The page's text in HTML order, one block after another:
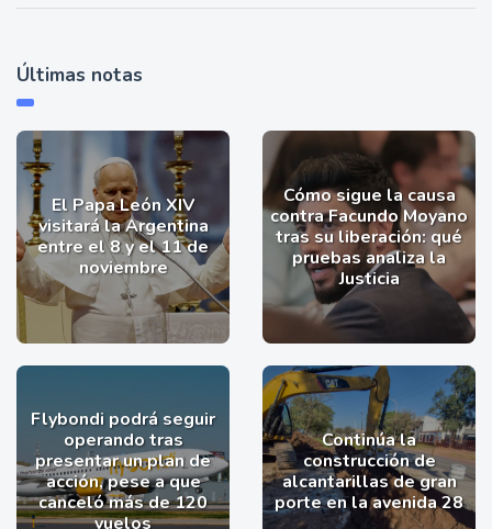
Últimas notas
El Papa León XIV
visitará la Argentina
entre el 8 y el 11 de
noviembre
Cómo sigue la causa
contra Facundo Moyano
tras su liberación: qué
pruebas analiza la
Justicia
Flybondi podrá seguir
operando tras
presentar un plan de
acción, pese a que
canceló más de 120
vuelos
Continúa la
construcción de
alcantarillas de gran
porte en la avenida 28